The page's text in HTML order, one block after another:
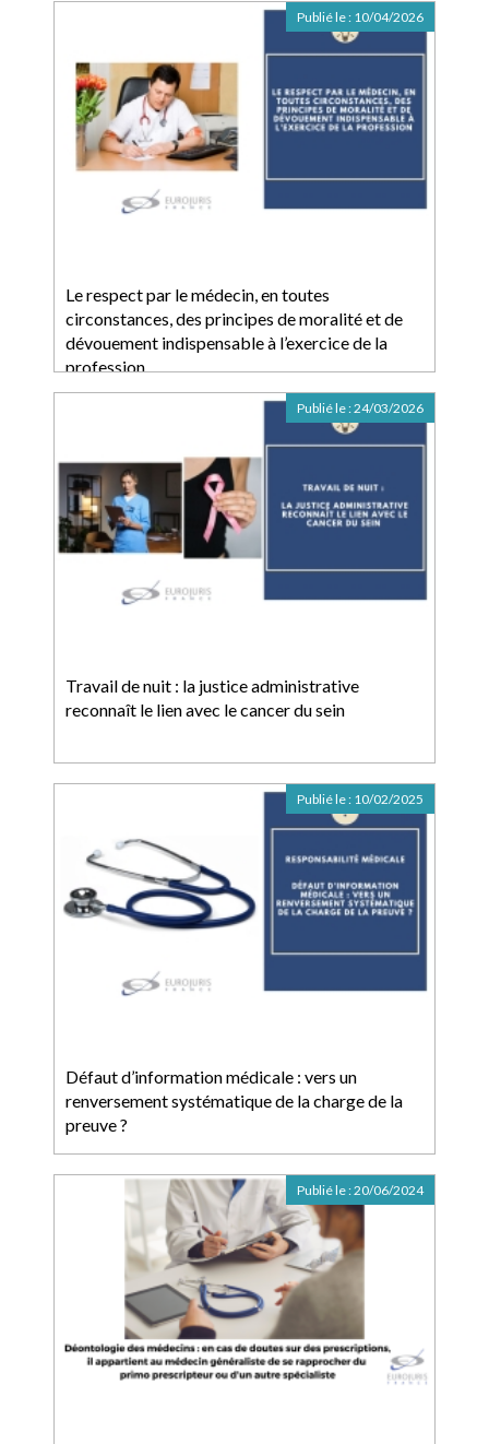
Le respect par le médecin, en toutes
circonstances, des principes de moralité et de
dévouement indispensable à l’exercice de la
profession
Publié le : 10/04/2026
Travail de nuit : la justice administrative
reconnaît le lien avec le cancer du sein
Publié le :24/03/2026
Défaut d’information médicale : vers un
renversement systématique de la charge de la
preuve ?
Publié le : 10/02/2025
Publié le :20/06/2024